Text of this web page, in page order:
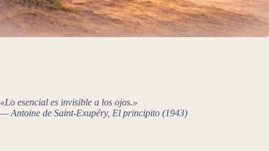
«Lo esencial es invisible a los ojos.»
— Antoine de Saint-Exupéry, El principito (1943)